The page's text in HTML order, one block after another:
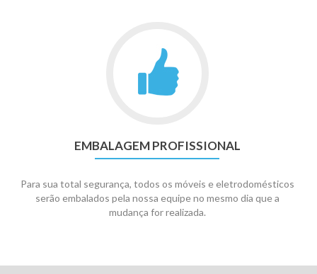
EMBALAGEM PROFISSIONAL
Para sua total segurança, todos os móveis e eletrodomésticos
serão embalados pela nossa equipe no mesmo dia que a
mudança for realizada.